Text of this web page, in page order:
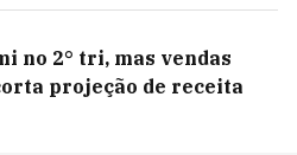
no 2° tri, mas vendas
projeção de receita